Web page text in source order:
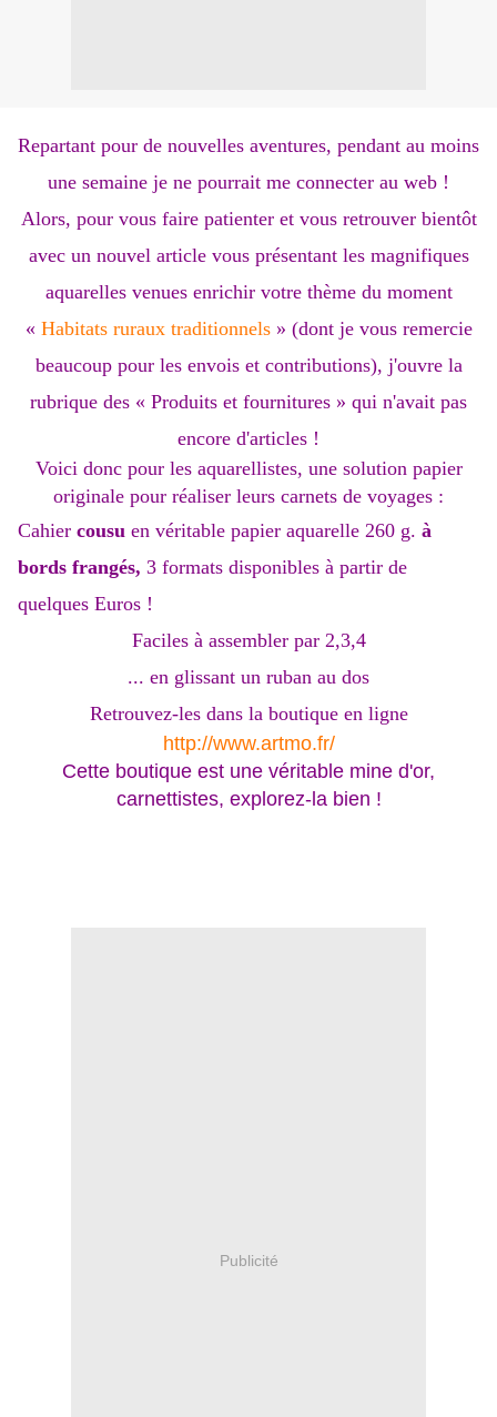
Repartant pour de nouvelles aventures, pendant au moins
une semaine je ne pourrait me connecter au web !
Alors, pour vous faire patienter et vous retrouver bientôt
avec un nouvel article vous présentant les magnifiques
aquarelles venues enrichir votre thème du moment
« Habitats ruraux traditionnels» (dont je vous remercie
beaucoup pour les envois et contributions), j'ouvre la
rubrique des « Produits et fournitures » qui n'avait pas
encore d'articles !
Voici donc pour les aquarellistes, une solution papier
originale pour réaliser leurs carnets de voyages :
Cahier cousu en véritable papier aquarelle 260 g. à
bords frangés, 3 formats disponibles à partir de
quelques Euros !
Faciles à assembler par 2,3,4
... en glissant un ruban au dos
Retrouvez-les dans la boutique en ligne
http://www.artmo.fr/
Cette boutique est une véritable mine d'or,
carnettistes, explorez-la bien !
Publicité